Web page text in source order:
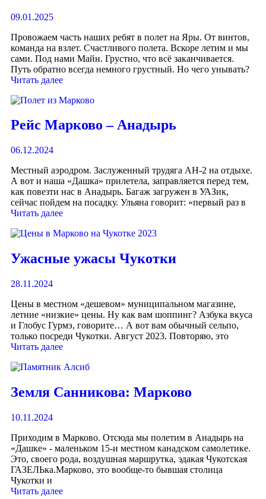
09.01.2025
Провожаем часть наших ребят в полет на Яры. От винтов,
команда на взлет. Счастливого полета. Вскоре летим и мы
сами. Под нами Майн. Грустно, что всё заканчивается.
Путь обратно всегда немного грустный. Но чего унывать?
Читать далее
Рейс Марково – Анадырь
06.12.2024
Местный аэродром. Заслуженный трудяга АН-2 на отдыхе.
А вот и наша «Дашка» прилетела, заправляется перед тем,
как повезти нас в Анадырь. Багаж загружен в УАЗик,
сейчас пойдем на посадку. Ульяна говорит: «первый раз в
Читать далее
Ужасные ужасы Чукотки
28.11.2024
Цены в местном «дешевом» муниципальном магазине,
летние «низкие» цены. Ну как вам шоппинг? Азбука вкуса
и Глобус Гурмэ, говорите… А вот вам обычный сельпо,
только посреди Чукотки. Август 2023. Повторяю, это
Читать далее
Земля Санникова: Марково
10.11.2024
Приходим в Марково. Отсюда мы полетим в Анадырь на
«Дашке» - маленьком 15-и местном канадском самолетике.
Это, своего рода, воздушная маршрутка, эдакая Чукотская
ГАЗЕЛЬка.Марково, это вообще-то бывшая столица
Чукотки и
Читать далее